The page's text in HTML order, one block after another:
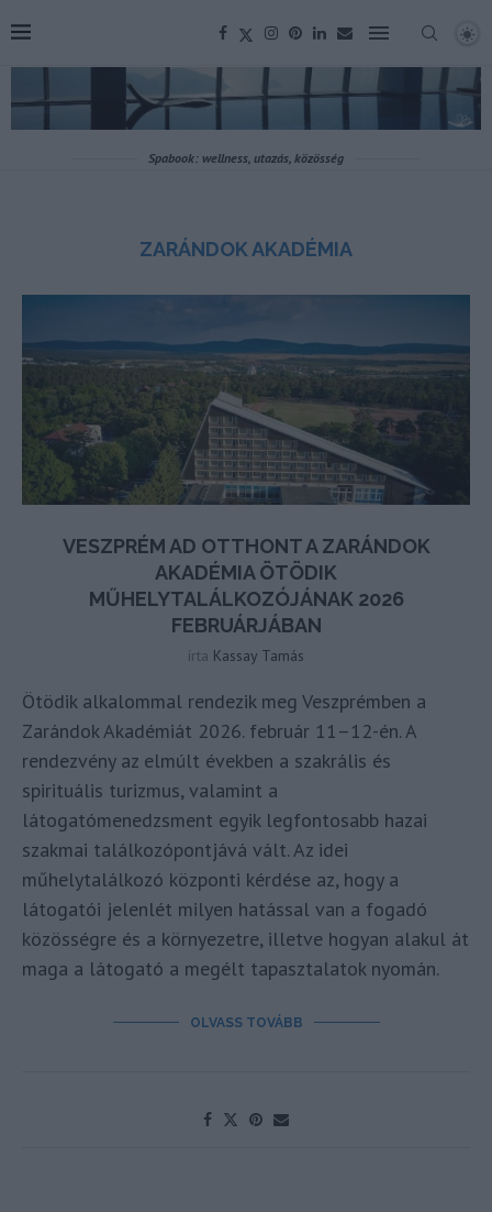
Spabook: wellness, utazás, közösség
ZARÁNDOK AKADÉMIA
VESZPRÉM AD OTTHONT A ZARÁNDOK
AKADÉMIA ÖTÖDIK
MŰHELYTALÁLKOZÓJÁNAK 2026
FEBRUÁRJÁBAN
írta Kassay Tamás
Ötödik alkalommal rendezik meg Veszprémben a
Zarándok Akadémiát 2026. február 11–12-én. A
rendezvény az elmúlt években a szakrális és
spirituális turizmus, valamint a
látogatómenedzsment egyik legfontosabb hazai
szakmai találkozópontjává vált. Az idei
műhelytalálkozó központi kérdése az, hogy a
látogatói jelenlét milyen hatással van a fogadó
közösségre és a környezetre, illetve hogyan alakul át
maga a látogató a megélt tapasztalatok nyomán.
OLVASS TOVÁBB